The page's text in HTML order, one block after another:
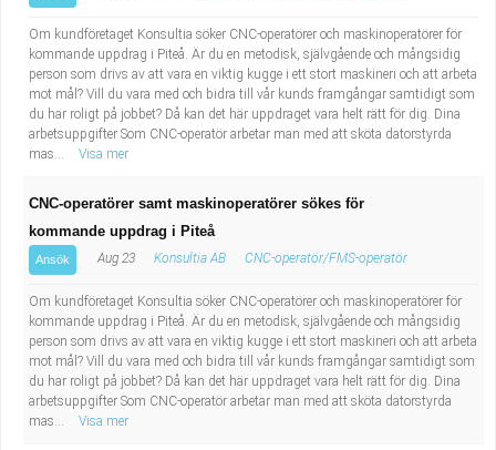
Om kundföretaget Konsultia söker CNC-operatörer och maskinoperatörer för
kommande uppdrag i Piteå. Är du en metodisk, självgående och mångsidig
person som drivs av att vara en viktig kugge i ett stort maskineri och att arbeta
mot mål? Vill du vara med och bidra till vår kunds framgångar samtidigt som
du har roligt på jobbet? Då kan det här uppdraget vara helt rätt för dig. Dina
arbetsuppgifter Som CNC-operatör arbetar man med att sköta datorstyrda
mas...
Visa mer
CNC-operatörer samt maskinoperatörer sökes för
kommande uppdrag i Piteå
Ansök Aug 23 Konsultia AB CNC-operatör/FMS-operatör
Om kundföretaget Konsultia söker CNC-operatörer och maskinoperatörer för
kommande uppdrag i Piteå. Är du en metodisk, självgående och mångsidig
person som drivs av att vara en viktig kugge i ett stort maskineri och att arbeta
mot mål? Vill du vara med och bidra till vår kunds framgångar samtidigt som
du har roligt på jobbet? Då kan det här uppdraget vara helt rätt för dig. Dina
arbetsuppgifter Som CNC-operatör arbetar man med att sköta datorstyrda
mas...
Visa mer